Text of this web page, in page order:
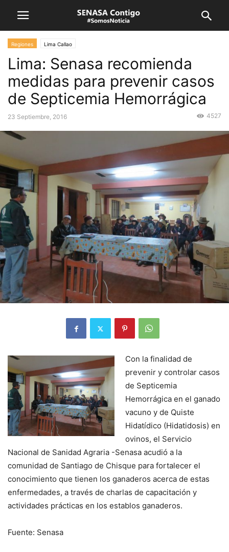
Regiones Lima Callao
Lima: Senasa recomienda
medidas para prevenir casos
de Septicemia Hemorrágica
23 Septiembre, 2016 4527
Con la finalidad de
prevenir y controlar casos
de Septicemia
Hemorrágica en el ganado
vacuno y de Quiste
Hidatídico (Hidatidosis) en
ovinos, el Servicio
Nacional de Sanidad Agraria -Senasa acudió a la
comunidad de Santiago de Chisque para fortalecer el
conocimiento que tienen los ganaderos acerca de estas
enfermedades, a través de charlas de capacitación y
actividades prácticas en los establos ganaderos.
Fuente: Senasa